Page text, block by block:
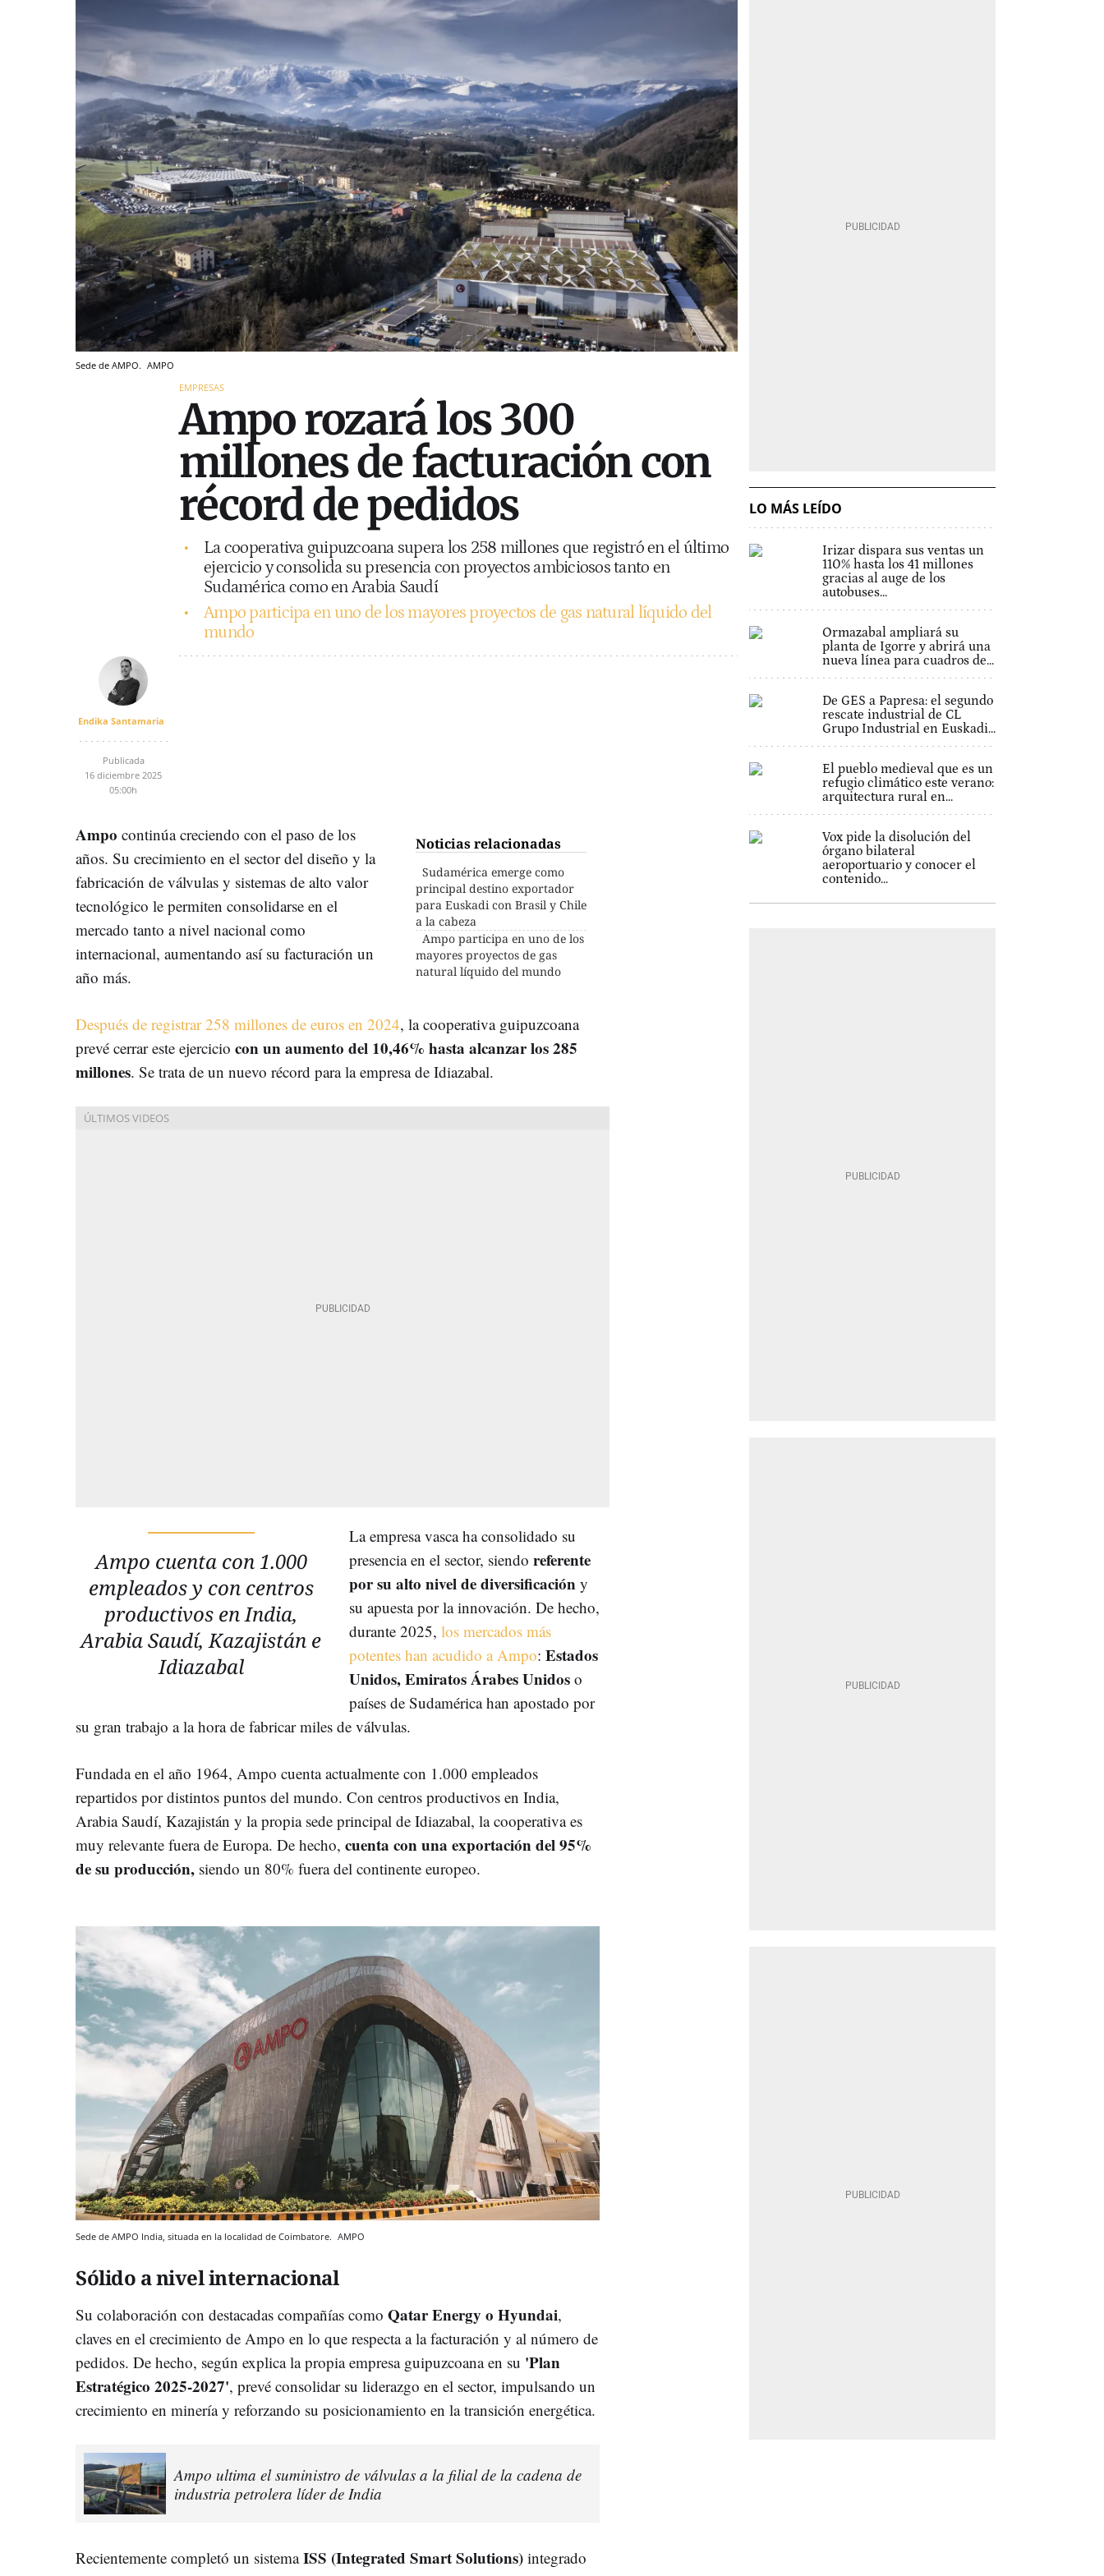
Sede de AMPO. AMPO
EMPRESAS
Ampo rozará los 300
millones de facturación con
récord de pedidos
La cooperativa guipuzcoana supera los 258 millones que registró en el último
ejercicio y consolida su presencia con proyectos ambiciosos tanto en
Sudamérica como en Arabia Saudí
Ampo participa en uno de los mayores proyectos de gas natural líquido del
mundo
Endika Santamaria
Publicada
16 diciembre 2025
05:00h
Noticias relacionadas
Sudamérica emerge como
principal destino exportador
para Euskadi con Brasil y Chile
a la cabeza
Ampo participa en uno de los
mayores proyectos de gas
natural líquido del mundo
Ampo continúa creciendo con el paso de los
años. Su crecimiento en el sector del diseño y la
fabricación de válvulas y sistemas de alto valor
tecnológico le permiten consolidarse en el
mercado tanto a nivel nacional como
internacional, aumentando así su facturación un
año más.
Después de registrar 258 millones de euros en 2024, la cooperativa guipuzcoana
prevé cerrar este ejercicio con un aumento del 10,46% hasta alcanzar los 285
millones. Se trata de un nuevo récord para la empresa de Idiazabal.
Ampo cuenta con 1.000
empleados y con centros
productivos en India,
Arabia Saudí, Kazajistán e
Idiazabal
La empresa vasca ha consolidado su
presencia en el sector, siendoreferente
por su alto nivel de diversificación y
su apuesta por la innovación. De hecho,
durante 2025,los mercados más
potentes han acudido a Ampo:Estados
Unidos, Emiratos Árabes Unidos o
países de Sudamérica han apostado por
su gran trabajo a la hora de fabricar miles de válvulas.
Fundada en el año 1964, Ampo cuenta actualmente con 1.000 empleados
repartidos por distintos puntos del mundo. Con centros productivos en India,
Arabia Saudí, Kazajistán y la propia sede principal de Idiazabal, la cooperativa es
muy relevante fuera de Europa. De hecho, cuenta con una exportación del 95%
de su producción, siendo un 80% fuera del continente europeo.
Sede de AMPO India, situada en la localidad de Coimbatore. AMPO
Sólido a nivel internacional
Su colaboración con destacadas compañías como Qatar Energy o Hyundai,
claves en el crecimiento de Ampo en lo que respecta a la facturación y al número de
pedidos. De hecho, según explica la propia empresa guipuzcoana en su 'Plan
Estratégico 2025-2027', prevé consolidar su liderazgo en el sector, impulsando un
crecimiento en minería y reforzando su posicionamiento en la transición energética.
Ampo ultima el suministro de válvulas a la filial de la cadena de
industria petrolera líder de India
Recientemente completó un sistemaISS (Integrated Smart Solutions) integrado
LO MÁS LEÍDO
Irizar dispara sus ventas un
110% hasta los 41 millones
gracias al auge de los
autobuses...
Ormazabal ampliará su
planta de Igorre y abrirá una
nueva línea para cuadros de...
De GES a Papresa: el segundo
rescate industrial de CL
Grupo Industrial en Euskadi...
El pueblo medieval que es un
refugio climático este verano:
arquitectura rural en...
Vox pide la disolución del
órgano bilateral
aeroportuario y conocer el
contenido...